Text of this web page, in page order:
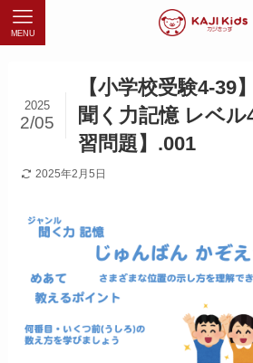
MENU
【小学校受験4-39
聞く力記憶 レベル
習問題】.001
2025
2/05
2025年2月5日